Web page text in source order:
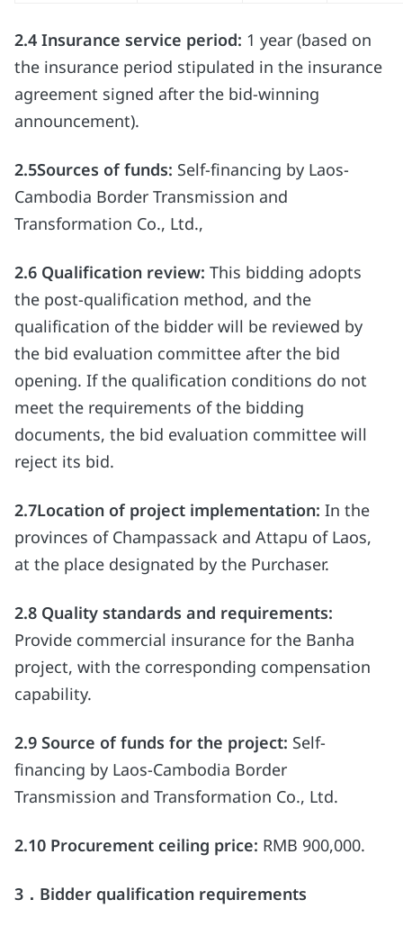
2.4Insurance service period: 1 year (based on
the insurance period stipulated in the insurance
agreement signed after the bid-winning
announcement).
2.5Sources of funds: Self-financing by Laos-
Cambodia Border Transmission and
Transformation Co., Ltd.,
2.6 Qualification review: This bidding adopts
the post-qualification method, and the
qualification of the bidder will be reviewed by
the bid evaluation committee after the bid
opening. If the qualification conditions do not
meet the requirements of the bidding
documents, the bid evaluation committee will
reject its bid.
2.7Location of project implementation: In the
provinces of Champassack and Attapu of Laos,
at the place designated by the Purchaser.
2.8 Quality standards and requirements:
Provide commercial insurance for the Banha
project, with the corresponding compensation
capability.
2.9Source of funds for the project: Self-
financing by Laos-Cambodia Border
Transmission and Transformation Co., Ltd.
2.10 Procurement ceiling price: RMB 900,000.
3 ． Bidder qualification requirements